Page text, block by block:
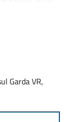
Garda VR,